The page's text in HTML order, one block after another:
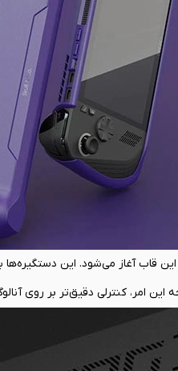
قاب آغاز می‌شود. این
این امر، کنترلی دقیق‌تر بر
نیز ادامه می‌یابد؛ مهندسی
می‌دهد تا در طولانی‌ترین